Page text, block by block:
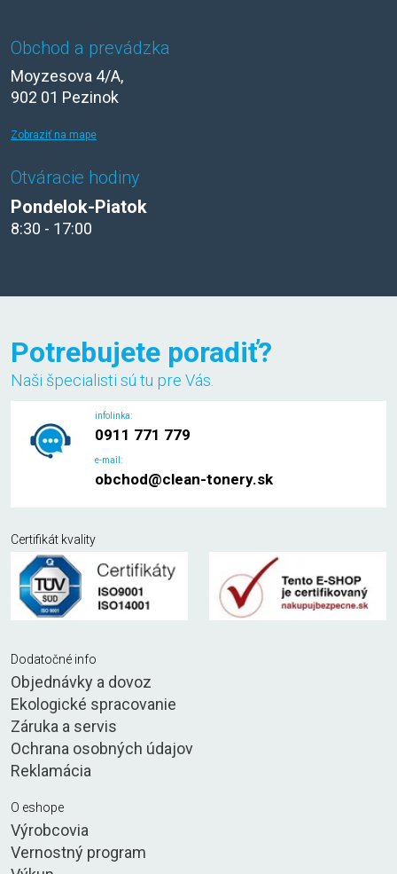
Obchod a prevádzka
Moyzesova 4/A,
902 01 Pezinok
Zobraziť na mape
Otváracie hodiny
Pondelok-Piatok
8:30 - 17:00
Potrebujete poradiť?
Naši špecialisti sú tu pre Vás.
infolinka:
0911 771 779
e-mail:
obchod@clean-tonery.sk
Certifikát kvality
Dodatočné info
Objednávky a dovoz
Ekologické spracovanie
Záruka a servis
Ochrana osobných údajov
Reklamácia
O eshope
Výrobcovia
Vernostný program